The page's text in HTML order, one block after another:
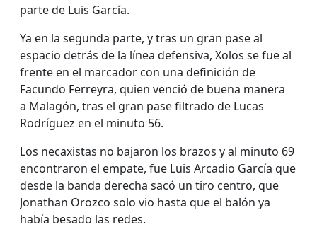
parte de Luis García.
Ya en la segunda parte, y tras un gran pase al
espacio detrás de la línea defensiva, Xolos se fue al
frente en el marcador con una definición de
Facundo Ferreyra, quien venció de buena manera
a Malagón, tras el gran pase filtrado de Lucas
Rodríguez en el minuto 56.
Los necaxistas no bajaron los brazos y al minuto 69
encontraron el empate, fue Luis Arcadio García que
desde la banda derecha sacó un tiro centro, que
Jonathan Orozco solo vio hasta que el balón ya
había besado las redes.